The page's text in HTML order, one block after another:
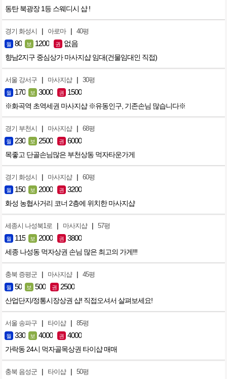
동탄 북광장 1등 스웨디시 샵 !
경기 화성시 | 아로마 | 40평
월 80 보 1200 권 없음
향남2지구 중심상가 마사지샵 임대(건물임대인 직접)
서울 강서구 | 마사지샵 | 30평
월 170 보 3000 권 1500
※화곡역 초역세권 마사지샵 ※유동인구, 기존손님 많습니다※
경기 부천시 | 마사지샵 | 68평
월 230 보 2500 권 6000
목좋고 단골손님많은 부천상동 먹자타운가게
경기 화성시 | 마사지샵 | 60평
월 150 보 2000 권 3200
화성 농협사거리 코너 2층에 위치한 마사지샵
세종시 나성북1로 | 마사지샵 | 57평
월 115 보 2000 권 3800
세종 나성동 먹자상권 손님 많은 최고의 가게!!!
충북 증평군 | 마사지샵 | 45평
월 50 보 500 권 2500
산업단지/정통시장상권 샵! 직접오셔서 살펴보세요!
서울 송파구 | 타이샵 | 85평
월 330 보 4000 권 4000
가락동 24시 먹자골목상권 타이샵 매매
충북 음성군 | 타이샵 | 50평